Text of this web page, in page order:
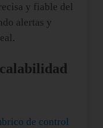
y fiable del
alertas y
de control